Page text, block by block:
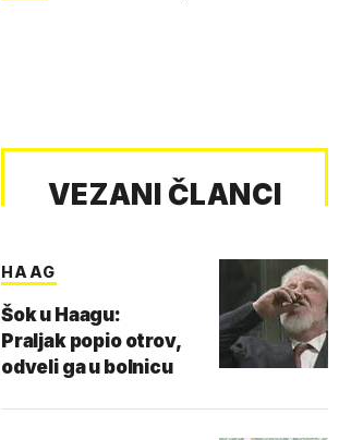
VEZANI ČLANCI
HAAG
Šok u Haagu:
Praljak popio otrov,
odveli ga u bolnicu